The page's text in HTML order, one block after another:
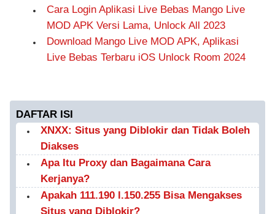
Cara Login Aplikasi Live Bebas Mango Live
MOD APK Versi Lama, Unlock All 2023
Download Mango Live MOD APK, Aplikasi
Live Bebas Terbaru iOS Unlock Room 2024
DAFTAR ISI
XNXX: Situs yang Diblokir dan Tidak Boleh
Diakses
Apa Itu Proxy dan Bagaimana Cara
Kerjanya?
Apakah 111.190 l.150.255 Bisa Mengakses
Situs yang Diblokir?